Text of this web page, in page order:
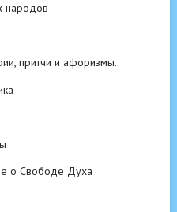
народов
притчи и афоризмы.
о Свободе Духа